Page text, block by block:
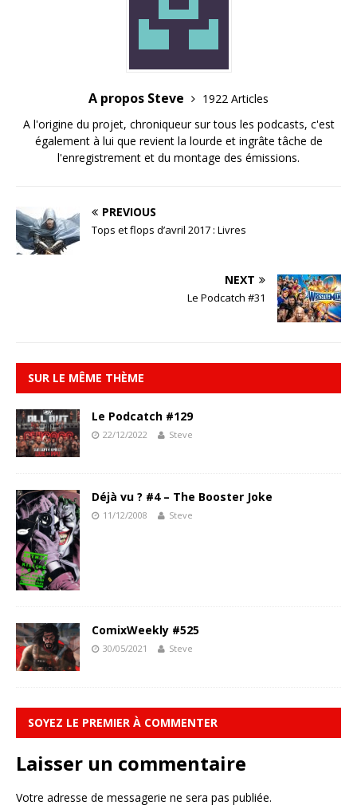
A propos Steve
1922 Articles
A l'origine du projet, chroniqueur sur tous les podcasts, c'est
également à lui que revient la lourde et ingrâte tâche de
l'enregistrement et du montage des émissions.
PREVIOUS
Tops et flops d’avril 2017 : Livres
NEXT
Le Podcatch #31
SUR LE MÊME THÈME
Le Podcatch #129
22/12/2022 Steve
Déjà vu ? #4 – The Booster Joke
11/12/2008 Steve
ComixWeekly #525
30/05/2021 Steve
SOYEZ LE PREMIER À COMMENTER
Laisser un commentaire
Votre adresse de messagerie ne sera pas publiée.